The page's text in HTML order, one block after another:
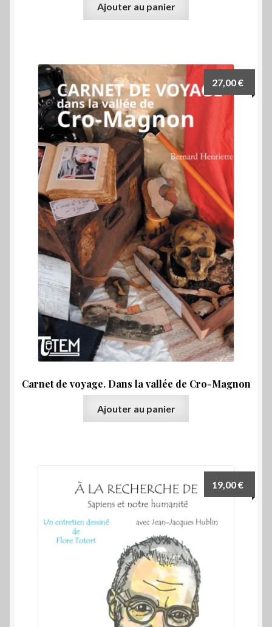
Ajouter au panier
Carnet de voyage. Dans la vallée de Cro-Magnon
27,00€
Ajouter au panier
19,00€